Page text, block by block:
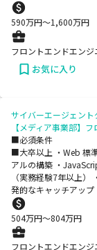
590万円〜1,600万円
フロントエンドエンジ
お気に入り
サイバーエージェント
【メディア事業部】
■必須条件
■大卒以上 ・Web 標
アルの構築 ・
（実務経験7年以上
発的なキャッチアップ
504万円〜804万円
フロントエンドエンジ